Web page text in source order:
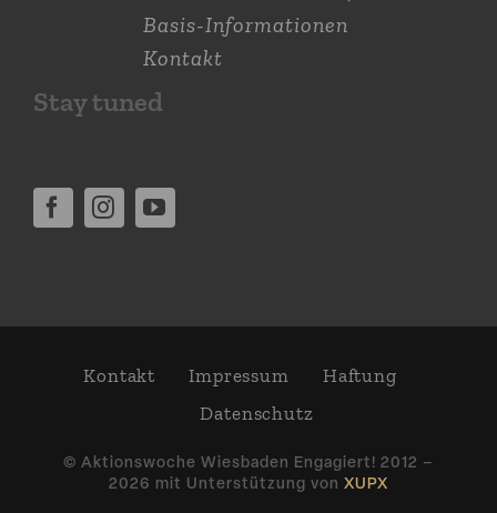
Basis-Informationen
Kontakt
Stay tuned
Kontakt Impressum
Haftung
Daten­schutz
© Aktions­woche Wiesbaden Engagiert! 2012 –
2026 mit Unter­stützung von XUPX